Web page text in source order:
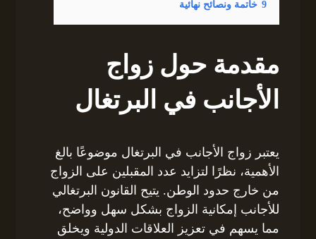
9 خاتمة ونصائح نهائية
مقدمة حول زواج
الأجانب في البرتغال
يعتبر زواج الأجانب في البرتغال موضوعًا بالغ
الأهمية، نظرًا لتزايد عدد المقبلين على الزواج
من خارج حدود الوطن. يتيح القانون البرتغالي
للأجانب إمكانية الزواج بشكل سهل وواضح،
مما يسهم في تعزيز العلاقات الدولية ويخلق